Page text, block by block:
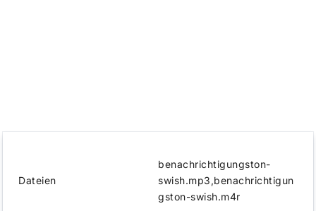
Dateien
benachrichtigungston-
swish.mp3,benachrichtigun
gston-swish.m4r